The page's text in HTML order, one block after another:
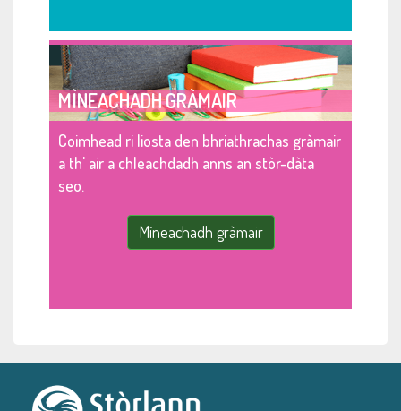
MÌNEACHADH GRÀMAIR
Coimhead ri liosta den bhriathrachas gràmair
a th' air a chleachdadh anns an stòr-dàta
seo.
Mìneachadh gràmair